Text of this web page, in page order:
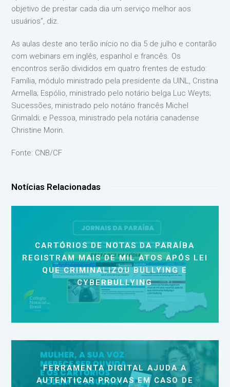
objetivo de prestar cada dia um serviço melhor aos
usuários”, diz.
As aulas deste ano terão início no dia 5 de julho e contarão
com webinars em inglês, espanhol e francês. Os
encontros serão divididos em quatro frentes de estudo:
Família, módulo ministrado pela presidente da UINL, Cristina
Armella; Espólio, ministrado pelo notário belga Luc Weyts;
Sucessões, ministrado pelo notário francês Michel
Grimaldi; e Pessoa, ministrado pela notária canadense
Christine Morin.
Fonte: CNB/CF
Notícias Relacionadas
CARTÓRIOS DE NOTAS DA PARAÍBA
REGISTRAM MAIS DE MIL ATOS APÓS LEI
QUE CRIMINALIZOU BULLYING E
CYBERBULLYING
FERRAMENTA DIGITAL AJUDA A
AUTENTICAR PROVAS EM CASO DE